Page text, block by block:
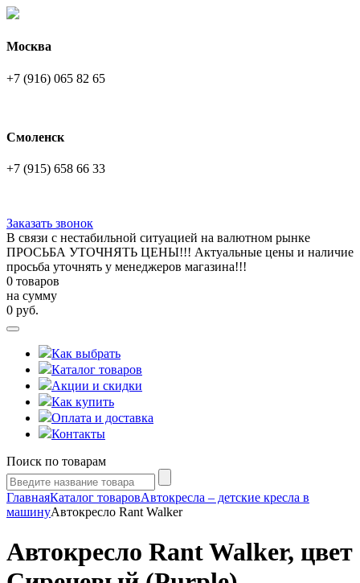
Москва
+7 (916) 065 82 65
Смоленск
+7 (915) 658 66 33
Заказать звонок
В связи с нестабильной ситуацией на валютном рынке
ПРОСЬБА УТОЧНЯТЬ ЦЕНЫ!!! Актуальные цены и наличие
просьба уточнять у менеджеров магазина!!!
0 товаров
на сумму
0 руб.
Как выбрать
Каталог товаров
Акции и скидки
Как купить
Оплата и доставка
Контакты
Поиск по товарам
ГлавнаяКаталог товаровАвтокресла – детские кресла в
машинуАвтокресло Rant Walker
Автокресло Rant Walker, цвет